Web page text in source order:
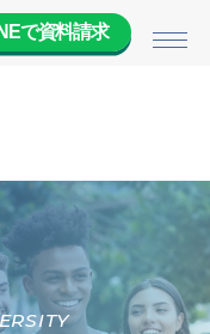
メ
で資料請求